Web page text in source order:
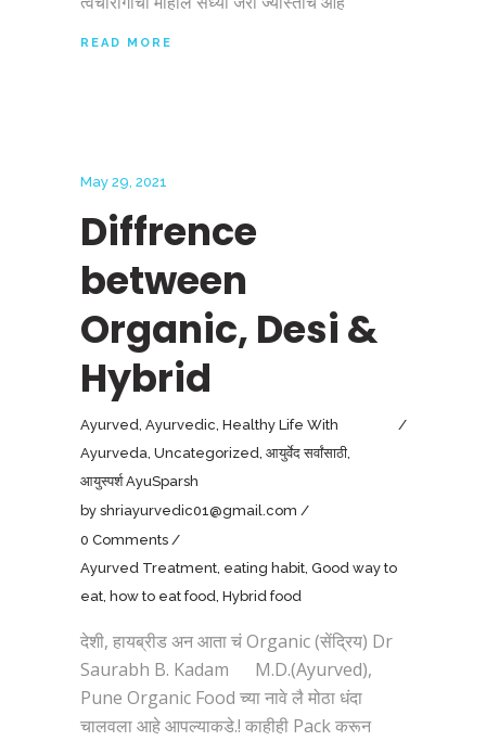
READ MORE
May 29, 2021
Diffrence
between
Organic, Desi &
Hybrid
Ayurved, Ayurvedic, Healthy Life With
Ayurveda, Uncategorized, आयुर्वेद सर्वांसाठी,
आयुस्पर्श AyuSparsh
by shriayurvedic01@gmail.com
0 Comments
Ayurved Treatment, eating habit, Good way to
eat, how to eat food, Hybrid food
देशी, हायब्रीड अन आता चं Organic (सेंद्रिय) Dr
Saurabh B. Kadam M.D.(Ayurved),
Pune Organic Food च्या नावे लै मोठा धंदा
चालवला आहे आपल्याकडे.! काहीही Pack करून